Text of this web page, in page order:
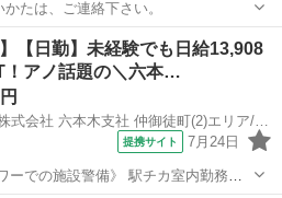
たは、ご連絡下さい。
その他 バナナ
】【日勤】未経験でも日給13,908
！アノ話題の＼六本…
シンテイ警備株式会社 六本木支社 仲御徒町(2)エリア/A3203200117
提携サイト 7月24日